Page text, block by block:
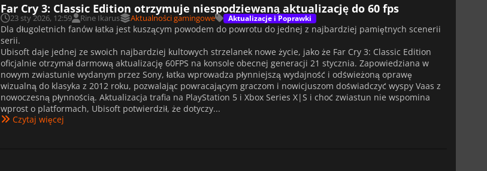
Far Cry 3: Classic Edition otrzymuje niespodziewaną aktualizację do 60 fps
23 sty 2026, 12:59 Rine Ikarus Aktualności gamingowe Aktualizacje i Poprawki
Dla długoletnich fanów łatka jest kuszącym powodem do powrotu do jednej z najbardziej pamiętnych scenerii
serii.
Ubisoft daje jednej ze swoich najbardziej kultowych strzelanek nowe życie, jako że Far Cry 3: Classic Edition
oficjalnie otrzymał darmową aktualizację 60FPS na konsole obecnej generacji 21 stycznia. Zapowiedziana w
nowym zwiastunie wydanym przez Sony, łatka wprowadza płynniejszą wydajność i odświeżoną oprawę
wizualną do klasyka z 2012 roku, pozwalając powracającym graczom i nowicjuszom doświadczyć wyspy Vaas z
nowoczesną płynnością. Aktualizacja trafia na PlayStation 5 i Xbox Series X|S i choć zwiastun nie wspomina
wprost o platformach, Ubisoft potwierdził, że dotyczy...
Czytaj więcej